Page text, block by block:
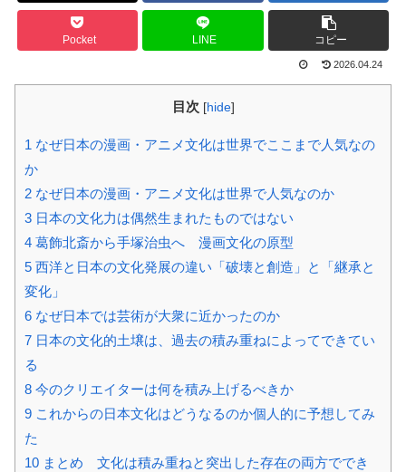
Pocket LINE コピー
2026.04.24
目次 [hide]
1 なぜ日本の漫画・アニメ文化は世界でここまで人気なの
か
2 なぜ日本の漫画・アニメ文化は世界で人気なのか
3 日本の文化力は偶然生まれたものではない
4 葛飾北斎から手塚治虫へ 漫画文化の原型
5 西洋と日本の文化発展の違い「破壊と創造」と「継承と
変化」
6 なぜ日本では芸術が大衆に近かったのか
7 日本の文化的土壌は、過去の積み重ねによってできてい
る
8 今のクリエイターは何を積み上げるべきか
9 これからの日本文化はどうなるのか個人的に予想してみ
た
10 まとめ 文化は積み重ねと突出した存在の両方ででき